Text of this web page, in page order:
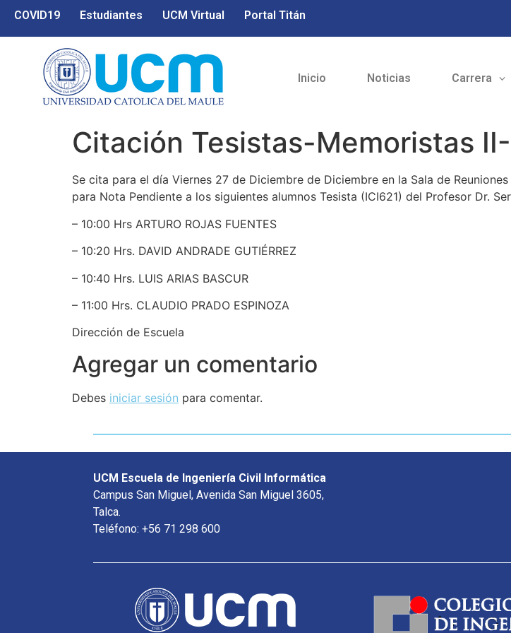
COVID19 Estudiantes UCM Virtual Portal Titán
Inicio Noticias Carrera
Citación Tesistas-Memoristas
Se cita para el día Viernes 27 de Diciembre de Diciembre en la Sala de
para Nota Pendiente a los siguientes alumnos Tesista (ICI621) del Profesor Dr.
– 10:00 Hrs ARTURO ROJAS FUENTES
– 10:20 Hrs. DAVID ANDRADE GUTIÉRREZ
– 10:40 Hrs. LUIS ARIAS BASCUR
– 11:00 Hrs. CLAUDIO PRADO ESPINOZA
Dirección de Escuela
Agregar un comentario
Debes iniciar sesión para comentar.
UCM Escuela de Ingeniería Civil Informática
Campus San Miguel, Avenida San Miguel 3605,
Talca.
Teléfono: +56 71 298 600